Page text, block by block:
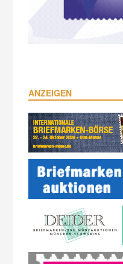
ANZEIGEN